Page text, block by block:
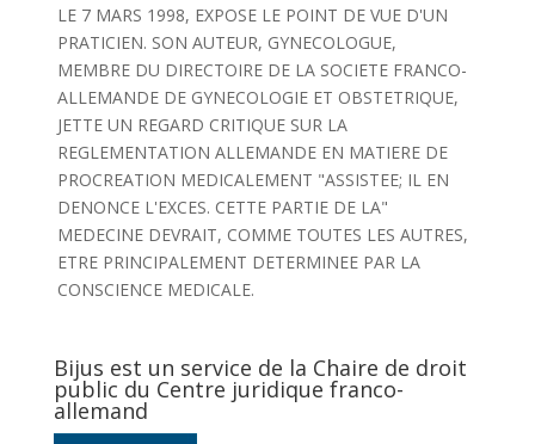
LE 7 MARS 1998, EXPOSE LE POINT DE VUE D'UN
PRATICIEN. SON AUTEUR, GYNECOLOGUE,
MEMBRE DU DIRECTOIRE DE LA SOCIETE FRANCO-
ALLEMANDE DE GYNECOLOGIE ET OBSTETRIQUE,
JETTE UN REGARD CRITIQUE SUR LA
REGLEMENTATION ALLEMANDE EN MATIERE DE
PROCREATION MEDICALEMENT "ASSISTEE; IL EN
DENONCE L'EXCES. CETTE PARTIE DE LA"
MEDECINE DEVRAIT, COMME TOUTES LES AUTRES,
ETRE PRINCIPALEMENT DETERMINEE PAR LA
CONSCIENCE MEDICALE.
Bijus est un service de la Chaire de droit
public du Centre juridique franco-
allemand